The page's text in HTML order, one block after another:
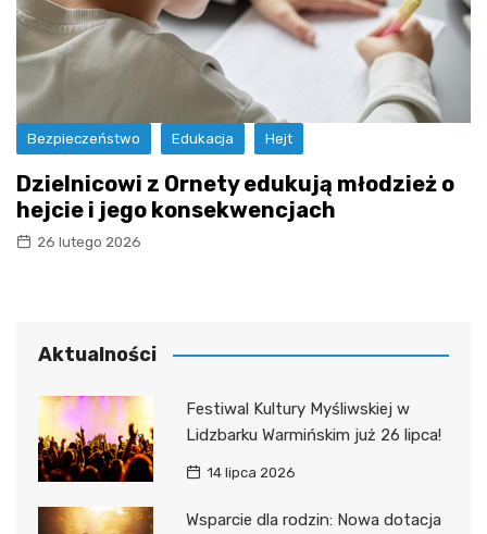
Bezpieczeństwo Edukacja Hejt
Dzielnicowi z Ornety edukują młodzież o
hejcie i jego konsekwencjach
26 lutego 2026
Aktualności
Festiwal Kultury Myśliwskiej w
Lidzbarku Warmińskim już 26 lipca!
14 lipca 2026
Wsparcie dla rodzin: Nowa dotacja